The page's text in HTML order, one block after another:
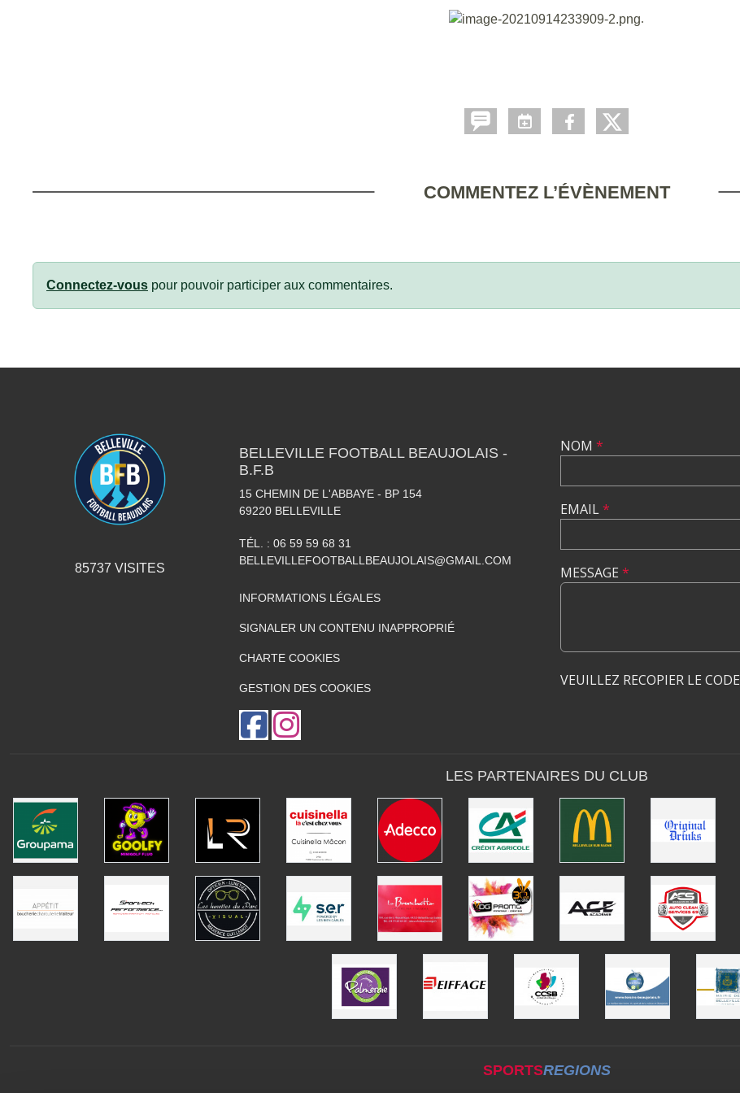
.
COMMENTEZ L’ÉVÈNEMENT
Connectez-vous pour pouvoir participer aux commentaires.
85737 VISITES
BELLEVILLE FOOTBALL BEAUJOLAIS -
B.F.B
15 CHEMIN DE L'ABBAYE - BP 154
69220 BELLEVILLE
TÉL. : 06 59 59 68 31
BELLEVILLEFOOTBALLBEAUJOLAIS@GMAIL.COM
INFORMATIONS LÉGALES
SIGNALER UN CONTENU INAPPROPRIÉ
CHARTE COOKIES
GESTION DES COOKIES
NOM *
EMAIL*
MESSAGE *
VEUILLEZ RECOPIER LE CODE
LES PARTENAIRES DU CLUB
SPORTSREGIONS